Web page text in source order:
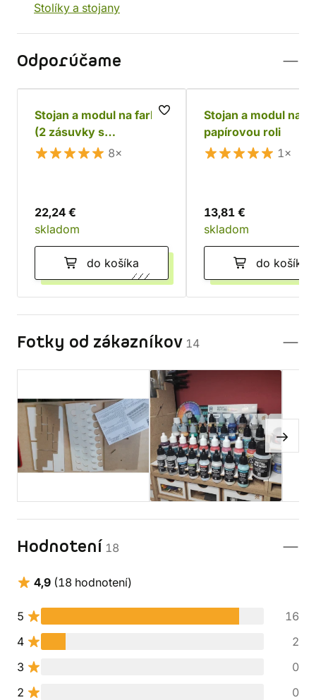
Stolíky a stojany
Odporúčame
Stojan a modul na farby
(2 zásuvky s
oddeľovačmi)8×
22,24 €
skladom
do košíka
Stojan a modul na
papírovou roli
1×
13,81 €
skladom
do košíka
Fotky od zákazníkov 14
Hodnotení 18
4,9 (18 hodnotení)
5
16
4
2
3
0
2
0